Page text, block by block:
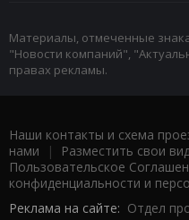
Материалы, отмеченные
"Новости компаний",
правах рекламы.
Наши контакты и схема
нами | Разместить свои
Пользовательское
конфиденциальности и
Реклама на сайте: Отдел